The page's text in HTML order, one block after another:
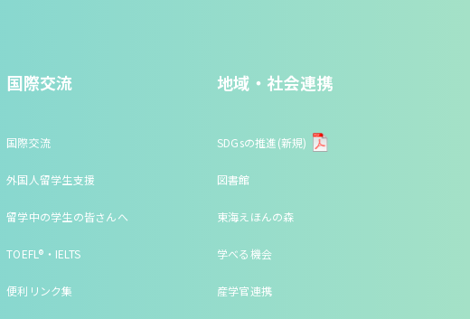
国際交流
国際交流
外国人留学生支援
留学中の学生の皆さんへ
TOEFL®・IELTS
便利リンク集
地域・社会連携
SDGsの推進(新規)
図書館
東海えほんの森
学べる機会
産学官連携